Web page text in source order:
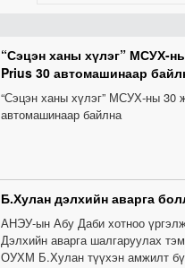
“Сэцэн ханы хүлэг” МСУХ-
Prius 30 автомашинаар
“Сэцэн ханы хүлэг” МСУХ-ны 30
автомашинаар байлна
Б.Хулан дэлхийн аварга
АНЭУ-ын Абу Даби хотноо
Дэлхийн аварга шалгаруулах
ОУХМ Б.Хулан түүхэн амжилт